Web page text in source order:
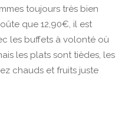
toujours très bien
que 12,90€, il est
les buffets à volonté où
les plats sont tièdes, les
chauds et fruits juste